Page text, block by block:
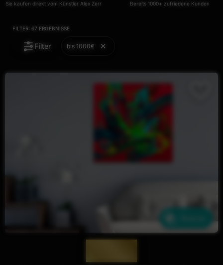
Sie kaufen direkt vom Künstler Alex Zerr
Bereits 1000+ zufriedene Kunden
FILTER: 67 ERGEBNISSE
Filter bis 1000€